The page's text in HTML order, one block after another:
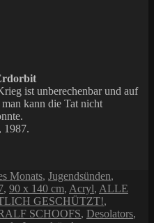
ist unberechenbar und auf
kann die Tat nicht
1987.
Monats, Jugendsünden,
, 90 x 140 cm, Acryl, ALLE
GESCHÜTZT!,
SCHOOFS, Desolators,